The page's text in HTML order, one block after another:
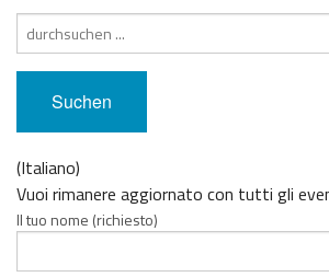
Suche
nach:
(Italiano)
Vuoi rimanere aggiornato con tutti gli
Il tuo nome (richiesto)